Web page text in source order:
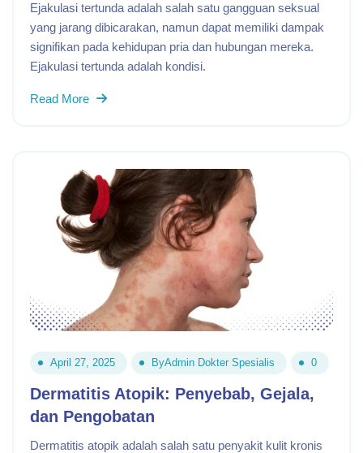
Ejakulasi tertunda adalah salah satu gangguan seksual
yang jarang dibicarakan, namun dapat memiliki dampak
signifikan pada kehidupan pria dan hubungan mereka.
Ejakulasi tertunda adalah kondisi.
Read More
April 27, 2025 ByAdmin Dokter Spesialis 0
Dermatitis Atopik: Penyebab, Gejala,
dan Pengobatan
Dermatitis atopik adalah salah satu penyakit kulit kronis